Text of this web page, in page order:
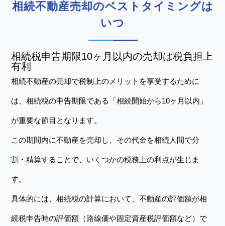
相続不動産売却のベストタイミングは
いつ
相続税申告期限10ヶ月以内の売却は税負担上
有利
相続不動産の売却で税制上のメリットを享受するために
は、相続税の申告期限である「相続開始から10ヶ月以内」
が重要な節目となります。
この期間内に不動産を売却し、その代金を相続人間で分
割・精算することで、いくつかの税務上の利点が生じま
す。
具体的には、相続税の計算において、不動産の評価額が相
続税申告時の評価額（路線価や固定資産税評価額など）で